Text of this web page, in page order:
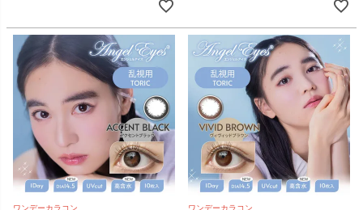
ワンデーカラコン
ワンデーカラコン